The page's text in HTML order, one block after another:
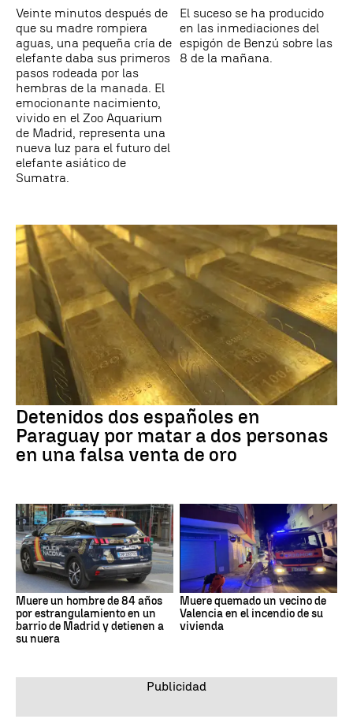
Veinte minutos después de
que su madre rompiera
aguas, una pequeña cría de
elefante daba sus primeros
pasos rodeada por las
hembras de la manada. El
emocionante nacimiento,
vivido en el Zoo Aquarium
de Madrid, representa una
nueva luz para el futuro del
elefante asiático de
Sumatra.
El suceso se ha producido
en las inmediaciones del
espigón de Benzú sobre las
8 de la mañana.
Detenidos dos españoles en
Paraguay por matar a dos personas
en una falsa venta de oro
Muere un hombre de 84 años
por estrangulamiento en un
barrio de Madrid y detienen a
su nuera
Muere quemado un vecino de
Valencia en el incendio de su
vivienda